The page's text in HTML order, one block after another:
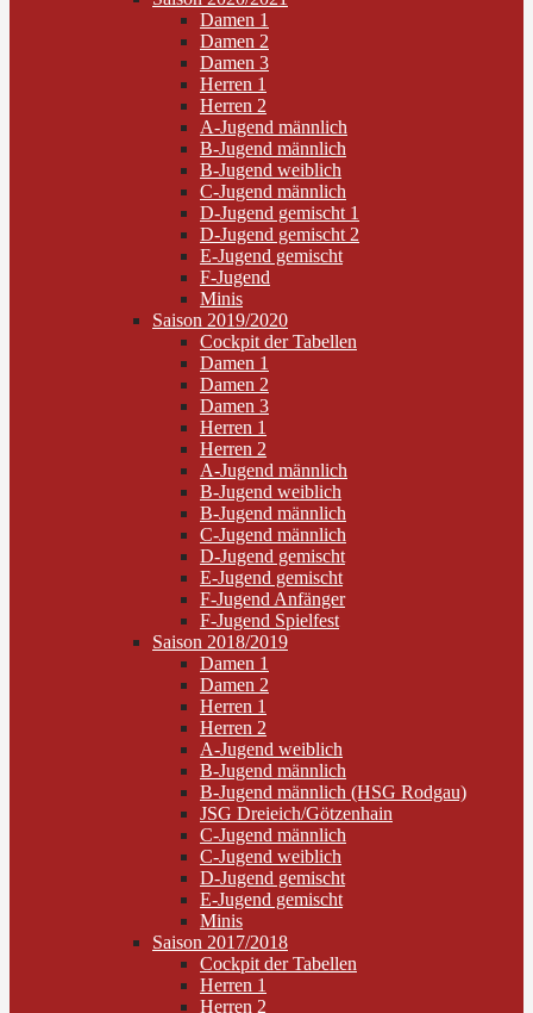
Damen 1
Damen 2
Damen 3
Herren 1
Herren 2
A-Jugend männlich
B-Jugend männlich
B-Jugend weiblich
C-Jugend männlich
D-Jugend gemischt 1
D-Jugend gemischt 2
E-Jugend gemischt
F-Jugend
Minis
Saison 2019/2020
Cockpit der Tabellen
Damen 1
Damen 2
Damen 3
Herren 1
Herren 2
A-Jugend männlich
B-Jugend weiblich
B-Jugend männlich
C-Jugend männlich
D-Jugend gemischt
E-Jugend gemischt
F-Jugend Anfänger
F-Jugend Spielfest
Saison 2018/2019
Damen 1
Damen 2
Herren 1
Herren 2
A-Jugend weiblich
B-Jugend männlich
B-Jugend männlich (HSG Rodgau)
JSG Dreieich/Götzenhain
C-Jugend männlich
C-Jugend weiblich
D-Jugend gemischt
E-Jugend gemischt
Minis
Saison 2017/2018
Cockpit der Tabellen
Herren 1
Herren 2